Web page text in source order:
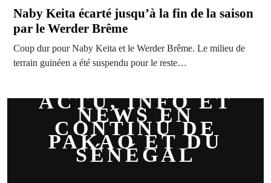
Naby Keita écarté jusqu’à la fin de la saison
par le Werder Brême
Coup dur pour Naby Keita et le Werder Brême. Le milieu de
terrain guinéen a été suspendu pour le reste…
ACTU, INFO ET
NEWS EN
CONTINU DE
PAKAO ET DU
SÉNÉGAL